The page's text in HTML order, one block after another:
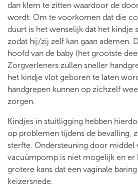
dan klem te zitten waardoor de
wordt. Om te voorkomen dat die
duurt is het wenselijk dat het kindje
zodat hij/zij zelf kan gaan ademen.
hoofd van de baby (het grootste
Zorgverleners zullen sneller
het kindje vlot geboren te laten
handgrepen kunnen op zichzelf
zorgen.
Kindjes in stuitligging hebben
op problemen tijdens de bevalling,
sterfte. Ondersteuning door middel
vacuümpomp is niet mogelijk en er
grotere kans dat een vaginale
keizersnede.